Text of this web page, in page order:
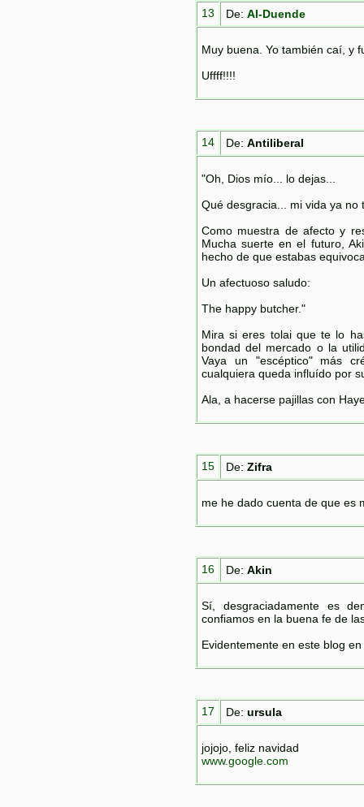
13 De: Al-Duende
Muy buena. Yo también caí, y
Uffff!!!!
14 De: Antiliberal
"Oh, Dios mío... lo dejas...
Qué desgracia... mi vida ya no
Como muestra de afecto y
Mucha suerte en el futuro,
hecho de que estabas
Un afectuoso saludo:
The happy butcher."
Mira si eres tolai que te lo
bondad del mercado o la
Vaya un "escéptico" más
cualquiera queda influído por
Ala, a hacerse pajillas con
15 De: Zifra
me he dado cuenta de que es
16 De: Akin
Sí, desgraciadamente es
confiamos en la buena fe de
Evidentemente en este blog
17 De: ursula
jojojo, feliz navidad
www.google.com